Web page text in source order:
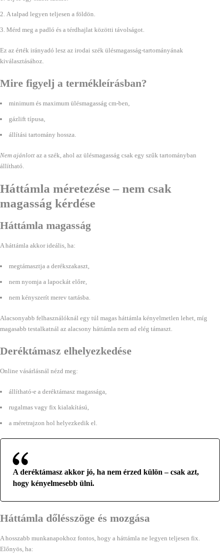
A talpad legyen teljesen a földön.
Mérd meg a padló és a térdhajlat közötti távolságot.
Ez az érték irányadó lesz az irodai szék ülésmagasság-tartományának
kiválasztásához.
Mire figyelj a termékleírásban?
minimum és maximum ülésmagasság cm-ben,
gázlift típusa,
állítási tartomány hossza.
Nem ajánlott az a szék, ahol az ülésmagasság csak egy szűk tartományban
állítható.
Háttámla méretezése – nem csak
magasság kérdése
Háttámla magasság
A háttámla akkor ideális, ha:
megtámasztja a derékszakaszt,
nem nyomja a lapockát előre,
nem kényszerít merev tartásba.
Alacsonyabb felhasználóknál egy túl magas háttámla kényelmetlen lehet, míg
magasabb testalkatnál az alacsony háttámla nem ad elég támaszt.
Deréktámasz elhelyezkedése
Online vásárlásnál nézd meg:
állítható-e a deréktámasz magassága,
rugalmas vagy fix kialakítású,
a méretrajzon hol helyezkedik el.
A deréktámasz akkor jó, ha nem érzed külön – csak azt,
hogy kényelmesebb ülni.
Háttámla dőlésszöge és mozgása
A hosszabb munkanapokhoz fontos, hogy a háttámla ne legyen teljesen fix.
Előnyös, ha: